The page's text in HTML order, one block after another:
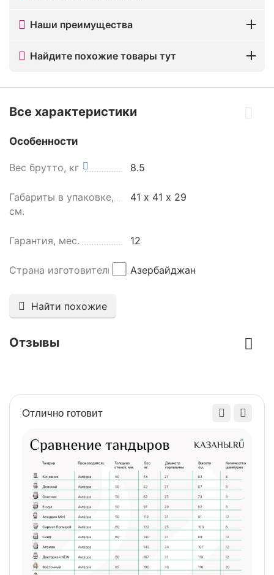
Наши преимущества
Найдите похожие товары тут
Все характеристики
Особенности
Вес брутто, кг 8.5
Габариты в упаковке,
см.
41 х 41 х 29
Гарантия, мес. 12
Страна изготовитель Азербайджан
Найти похожие
Отзывы
Отлично готовит